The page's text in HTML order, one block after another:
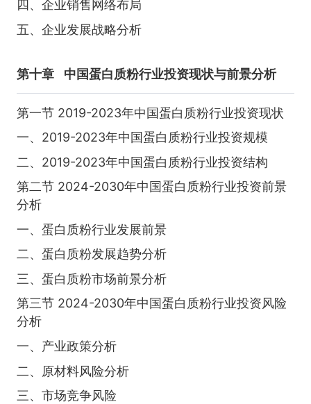
四、企业销售网络布局
五、企业发展战略分析
第十章 中国蛋白质粉行业投资现状与前景分析
第一节 2019-2023年中国蛋白质粉行业投资现状
一、2019-2023年中国蛋白质粉行业投资规模
二、2019-2023年中国蛋白质粉行业投资结构
第二节 2024-2030年中国蛋白质粉行业投资前景
分析
一、蛋白质粉行业发展前景
二、蛋白质粉发展趋势分析
三、蛋白质粉市场前景分析
第三节 2024-2030年中国蛋白质粉行业投资风险
分析
一、产业政策分析
二、原材料风险分析
三、市场竞争风险